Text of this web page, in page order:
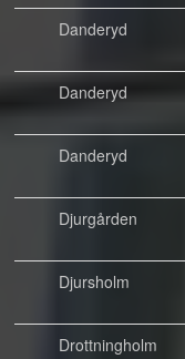
Danderyd
Danderyd
Danderyd
Djurgården
Djursholm
Drottningholm